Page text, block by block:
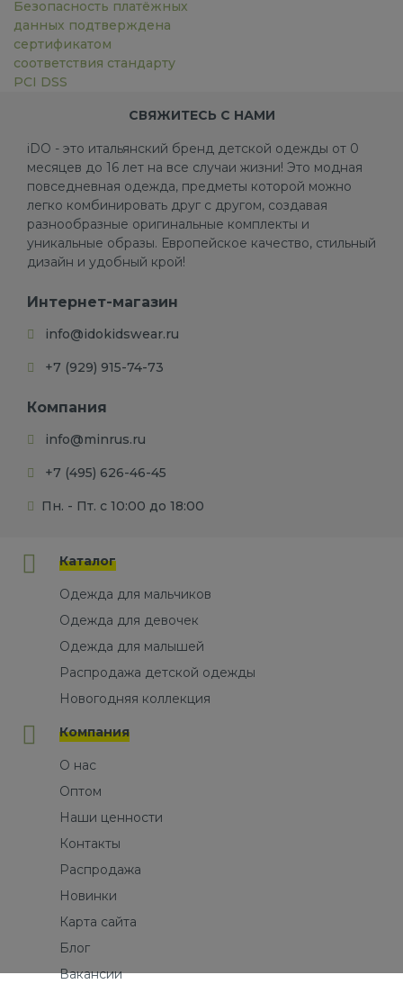
Безопасность платёжных
данных подтверждена
сертификатом
соответствия стандарту
PCI DSS
СВЯЖИТЕСЬ С НАМИ
iDO - это итальянский бренд детской одежды от 0
месяцев до 16 лет на все случаи жизни! Это модная
повседневная одежда, предметы которой можно
легко комбинировать друг с другом, создавая
разнообразные оригинальные комплекты и
уникальные образы. Европейское качество, стильный
дизайн и удобный крой!
Интернет-магазин
info@idokidswear.ru
+7 (929) 915-74-73
Компания
info@minrus.ru
+7 (495) 626-46-45
Пн. - Пт. с 10:00 до 18:00
Каталог
Одежда для мальчиков
Одежда для девочек
Одежда для малышей
Распродажа детской одежды
Новогодняя коллекция
Компания
О нас
Оптом
Наши ценности
Контакты
Распродажа
Новинки
Карта сайта
Блог
Вакансии